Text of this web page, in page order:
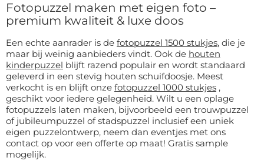
Fotopuzzel maken met eigen foto –
premium kwaliteit & luxe doos
Een echte aanrader is de fotopuzzel 1500 stukjes, die je
maar bij weinig aanbieders vindt. Ook de houten
kinderpuzzel blijft razend populair en wordt standaard
geleverd in een stevig houten schuifdoosje. Meest
verkocht is en blijft onze fotopuzzel 1000 stukjes ,
geschikt voor iedere gelegenheid. Wilt u een oplage
fotopuzzels laten maken, bijvoorbeeld een trouwpuzzel
of jubileumpuzzel of stadspuzzel inclusief een uniek
eigen puzzelontwerp, neem dan eventjes met ons
contact op voor een offerte op maat! Gratis sample
mogelijk.